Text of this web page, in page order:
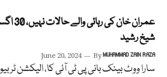
عمران
شیخ رشید
June 20, 2024 ByMUHAMMAD ZAIN RAZA
سارا ووٹ بینک بانی پی ٹی آئی کا، الیکشن